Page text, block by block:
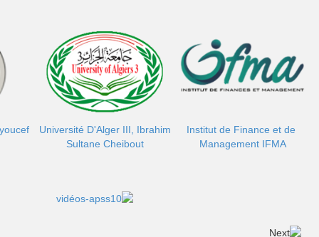
Institut de Finance et de
Management IFMA
Université D'Alger III, Ibrahim
Sultane Cheibout